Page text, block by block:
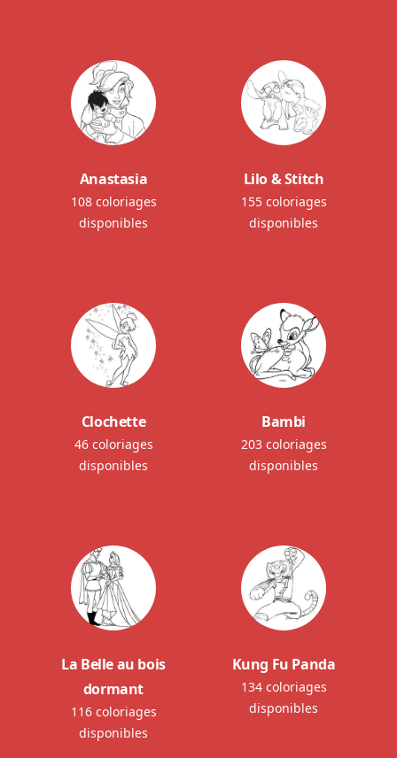
Anastasia
108 coloriages
disponibles
Lilo & Stitch
155 coloriages
disponibles
Clochette
46 coloriages
disponibles
Bambi
203 coloriages
disponibles
La Belle au bois
dormant
116 coloriages
disponibles
Kung Fu Panda
134 coloriages
disponibles